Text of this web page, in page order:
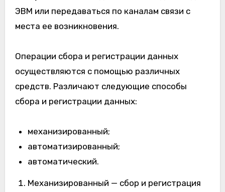
ЭВМ или передаваться по каналам связи с
места ее возникновения.
Операции сбора и регистрации данных
осуществляются с помощью различных
средств. Различают следующие способы
сбора и регистрации данных:
механизированный;
автоматизированный;
автоматический.
Механизированный — сбор и регистрация